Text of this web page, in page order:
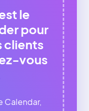
le
pour
clients
vous
Calendar,